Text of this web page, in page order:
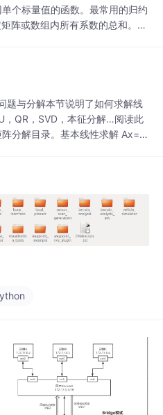
个标量值的函数。最常用的归约
阵或数组内所有系数的总和。示
题与分解本节说明了如何求解线
，QR，SVD，本征分解…阅读此
分解目录。基本线性求解 Ax=
个很好的折衷方案。3.1 基本线